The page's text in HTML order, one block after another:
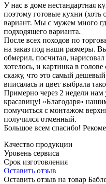
У нас в доме нестандартная
поэтому готовые кухни
вариант. Мы с мужем много
подходящего варианта.
После всех походов по
на заказ под наши размеры.
обмерил, посчитал,
хотелось, и картинка в
скажу, что это самый
вписалась и цвет выбрала
Примерно через 2 недели
красавицу! «Благодаря»
помучиться с монтажом
получился отменный.
Большое всем спасибо!
Качество продукции
Уровень сервиса
Срок изготовления
Оставить отзыв
Оставить отзыв на товар